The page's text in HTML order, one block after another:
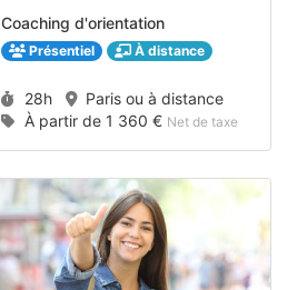
Coaching d'orientation
Présentiel À distance
Durée :
28h
Paris ou à distance
Prix :
À partir de 1 360 € Net de taxe